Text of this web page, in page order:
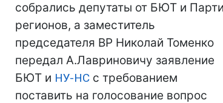
собрались депутаты от БЮТ и
регионов, а заместитель
председателя ВР Николай Томенко
передал А.Лавриновичу заявление
БЮТ и НУ-НС с требованием
поставить на голосование вопрос